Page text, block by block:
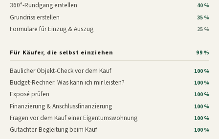
360°-Rundgang erstellen 40 %
Grundriss erstellen 35 %
Formulare für Einzug & Auszug 25 %
Für Käufer, die selbst einziehen 99 %
Baulicher Objekt-Check vor dem Kauf 100 %
Budget-Rechner: Was kann ich mir leisten? 100 %
Exposé prüfen 100 %
Finanzierung & Anschlussfinanzierung 100 %
Fragen vor dem Kauf einer Eigentumswohnung 100 %
Gutachter-Begleitung beim Kauf 100 %